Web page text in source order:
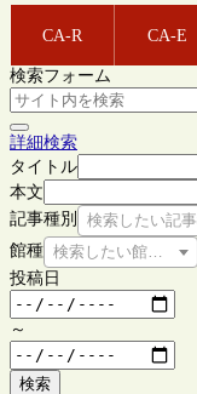
CA-R CA-E
検索フォーム
詳細検索
タイトル
本文
記事種別
検索したい記
館種 検索したい館種を選
投稿日
～
検索